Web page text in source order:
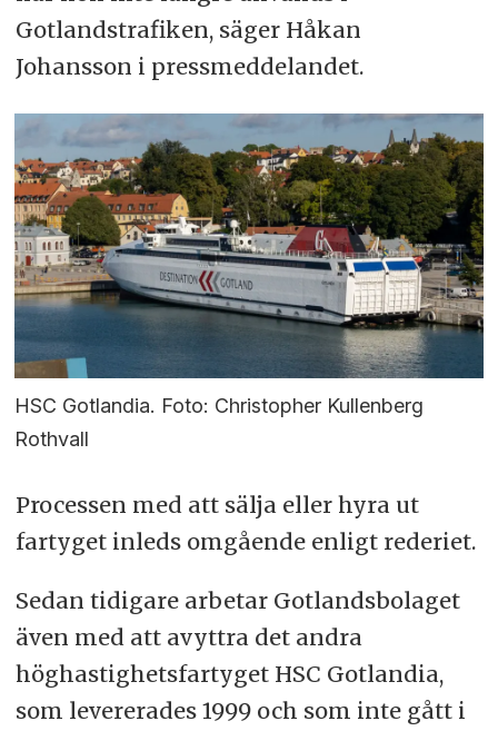
Gotlandstrafiken, säger Håkan
Johansson i pressmeddelandet.
HSC Gotlandia. Foto: Christopher Kullenberg
Rothvall
Processen med att sälja eller hyra ut
fartyget inleds omgående enligt rederiet.
Sedan tidigare arbetar Gotlandsbolaget
även med att avyttra det andra
höghastighetsfartyget HSC Gotlandia,
som levererades 1999 och som inte gått i